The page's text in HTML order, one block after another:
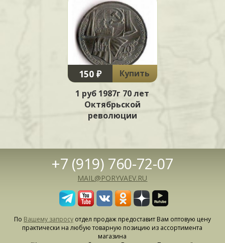
150 ₽
Купить
1 руб 1987г 70 лет
Октябрьской
революции
+7 (919) 760-72-07
MAIL@PORYVAEV.RU
По Вашему запросуотдел продаж предоставит Вам оптовую цену
практически на любую товарную позицию из ассортимента
магазина